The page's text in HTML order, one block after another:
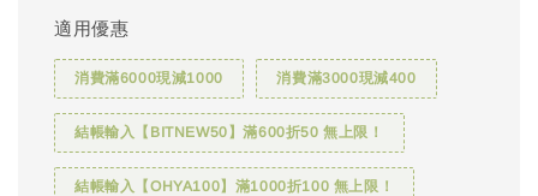
適用優惠
消費滿6000現減1000 消費滿3000現減400
結帳輸入【BITNEW50】滿600折50 無上限！
結帳輸入【OHYA100】滿1000折100 無上限！